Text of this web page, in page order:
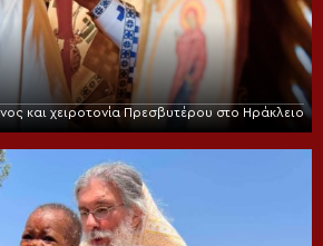
και χειροτονία Πρεσβυτέρου στο Ηράκλειο